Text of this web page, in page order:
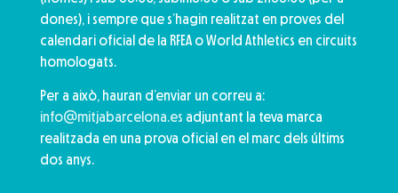
dones), i sempre que s’hagin realitzat en proves del
calendari oficial de la RFEA o World Athletics en circuits
homologats.
Per a això, hauran d’enviar un correu a:
info@mitjabarcelona.es adjuntant la teva marca
realitzada en una prova oficial en el marc dels últims
dos anys.